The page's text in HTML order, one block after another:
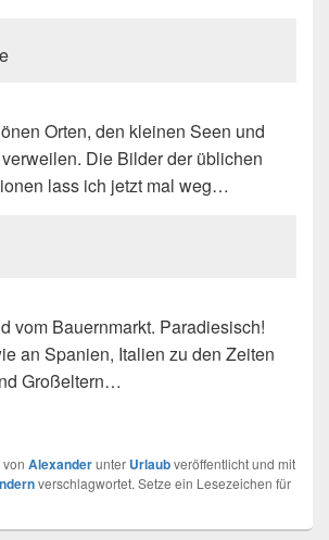
Orten, den kleinen Seen und
Die Bilder der üblichen
lass ich jetzt mal weg…
vom Bauernmarkt. Paradiesisch!
an Spanien, Italien zu den Zeiten
Großeltern…
Alexanderunter Urlaubveröffentlicht und mit
verschlagwortet. Setze ein Lesezeichen für